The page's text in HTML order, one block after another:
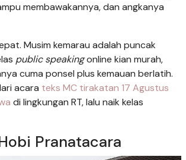
membawakannya, dan angkanya
Musim kemarau adalah puncak
public speakingonline kian murah,
cuma ponsel plus kemauan berlatih.
acara teks MC tirakatan 17 Agustus
di lingkungan RT, lalu naik kelas
Pranatacara